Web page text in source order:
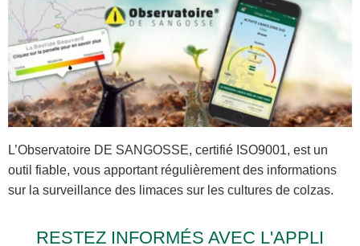
L’Observatoire DE SANGOSSE, certifié ISO9001, est un
outil fiable, vous apportant régulièrement des informations
sur la surveillance des limaces sur les cultures de colzas.
RESTEZ INFORMÉS AVEC L'APPLI